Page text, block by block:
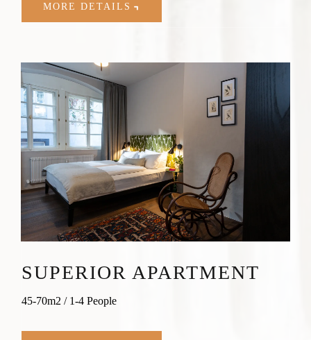
MORE DETAILS
SUPERIOR APARTMENT
45-70m2 / 1-4 People